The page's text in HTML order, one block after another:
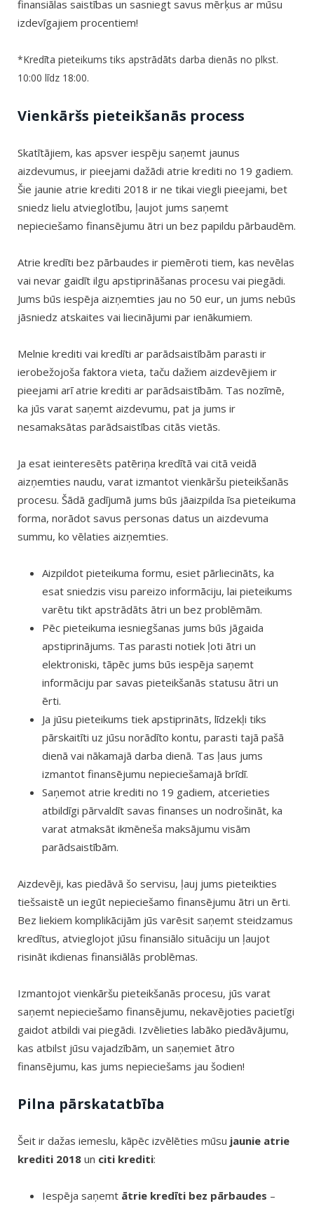
finansiālas saistības un sasniegt savus mērķus ar mūsu
izdevīgajiem procentiem!
*Kredīta pieteikums tiks apstrādāts darba dienās no plkst.
10:00 līdz 18:00.
Vienkāršs pieteikšanās process
Skatītājiem, kas apsver iespēju saņemt jaunus
aizdevumus, ir pieejami dažādi atrie krediti no 19 gadiem.
Šie jaunie atrie krediti 2018 ir ne tikai viegli pieejami, bet
sniedz lielu atvieglotību, ļaujot jums saņemt
nepieciešamo finansējumu ātri un bez papildu pārbaudēm.
Atrie kredīti bez pārbaudes ir piemēroti tiem, kas nevēlas
vai nevar gaidīt ilgu apstiprināšanas procesu vai piegādi.
Jums būs iespēja aizņemties jau no 50 eur, un jums nebūs
jāsniedz atskaites vai liecinājumi par ienākumiem.
Melnie krediti vai kredīti ar parādsaistībām parasti ir
ierobežojoša faktora vieta, taču dažiem aizdevējiem ir
pieejami arī atrie krediti ar parādsaistībām. Tas nozīmē,
ka jūs varat saņemt aizdevumu, pat ja jums ir
nesamaksātas parādsaistības citās vietās.
Ja esat ieinteresēts patēriņa kredītā vai citā veidā
aizņemties naudu, varat izmantot vienkāršu pieteikšanās
procesu. Šādā gadījumā jums būs jāaizpilda īsa pieteikuma
forma, norādot savus personas datus un aizdevuma
summu, ko vēlaties aizņemties.
Aizpildot pieteikuma formu, esiet pārliecināts, ka
esat sniedzis visu pareizo informāciju, lai pieteikums
varētu tikt apstrādāts ātri un bez problēmām.
Pēc pieteikuma iesniegšanas jums būs jāgaida
apstiprinājums. Tas parasti notiek ļoti ātri un
elektroniski, tāpēc jums būs iespēja saņemt
informāciju par savas pieteikšanās statusu ātri un
ērti.
Ja jūsu pieteikums tiek apstiprināts, līdzekļi tiks
pārskaitīti uz jūsu norādīto kontu, parasti tajā pašā
dienā vai nākamajā darba dienā. Tas ļaus jums
izmantot finansējumu nepieciešamajā brīdī.
Saņemot atrie krediti no 19 gadiem, atcerieties
atbildīgi pārvaldīt savas finanses un nodrošināt, ka
varat atmaksāt ikmēneša maksājumu visām
parādsaistībām.
Aizdevēji, kas piedāvā šo servisu, ļauj jums pieteikties
tiešsaistē un iegūt nepieciešamo finansējumu ātri un ērti.
Bez liekiem komplikācijām jūs varēsit saņemt steidzamus
kredītus, atvieglojot jūsu finansiālo situāciju un ļaujot
risināt ikdienas finansiālās problēmas.
Izmantojot vienkāršu pieteikšanās procesu, jūs varat
saņemt nepieciešamo finansējumu, nekavējoties pacietīgi
gaidot atbildi vai piegādi. Izvēlieties labāko piedāvājumu,
kas atbilst jūsu vajadzībām, un saņemiet ātro
finansējumu, kas jums nepieciešams jau šodien!
Pilna pārskatatbība
Šeit ir dažas iemeslu, kāpēc izvēlēties mūsu jaunie atrie
krediti 2018 un citi krediti:
Iespēja saņemt ātrie kredīti bez pārbaudes –